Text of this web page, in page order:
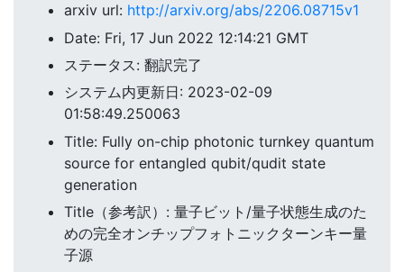
arxiv url: http://arxiv.org/abs/2206.08715v1
Date: Fri, 17 Jun 2022 12:14:21 GMT
ステータス: 翻訳完了
システム内更新日: 2023-02-09
01:58:49.250063
Title: Fully on-chip photonic turnkey quantum
source for entangled qubit/qudit state
generation
Title（参考訳）: 量子ビット/量子状態生成のた
めの完全オンチップフォトニックターンキー量
子源